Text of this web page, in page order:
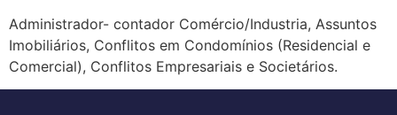
Administrador- contador Comércio/Industria, Assuntos
Imobiliários, Conflitos em Condomínios (Residencial e
Comercial), Conflitos Empresariais e Societários.